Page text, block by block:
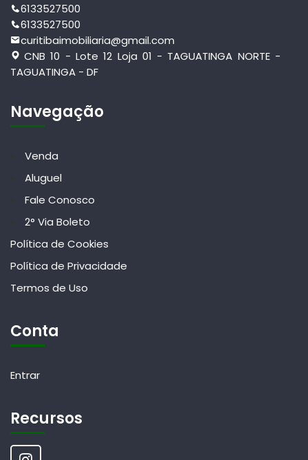
6133527500
6133527500
curitibaimobiliaria@gmail.com
CNB 10 - Lote 12 Loja 01 - TAGUATINGA NORTE -
TAGUATINGA - DF
Navegação
Venda
Aluguel
Fale Conosco
2° Via Boleto
Política de Cookies
Política de Privacidade
Termos de Uso
Conta
Entrar
Recursos